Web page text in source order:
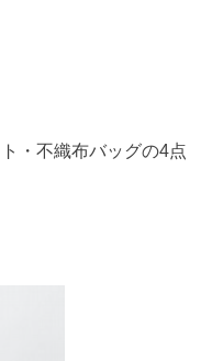
・不織布バッグの4点